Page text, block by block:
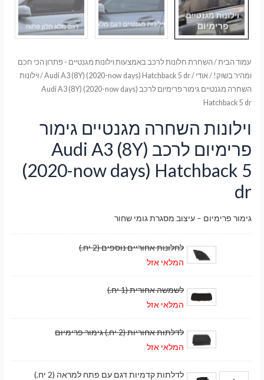
עמוד הבית/השחרת חלונות לרכב באמצעות וילונות מגנטיים - פתרון הכי חכם
ומהיר בשוק! /אודי /
Audi A3 (8Y) (2020-now days) Hatchback 5 dr/ וילונות
השחרה מגנטיים גימור פרימיום לרכב Audi A3 (8Y) (2020-now days)
Hatchback 5 dr
וילונות השחרה מגנטיים גימור
פרימיום לרכב Audi A3 (8Y)
(2020-now days) Hatchback 5
dr
גימור פרימיום – עיצוב מסגרת גומי שחור
לחלונות אחוריים נוספים (2 יח.)
המלאי אזל
לשמשה אחורית (1 יח.)
המלאי אזל
לדלתות אחוריות (2 יח.) גימור פרימיום
המלאי אזל
לדלתות קדמיות דגם עם פתח למראה (2 יח.)